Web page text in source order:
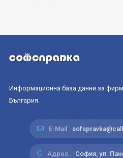
Информационна база данни за
България.
E-Mail :
Адрес : София, ул.